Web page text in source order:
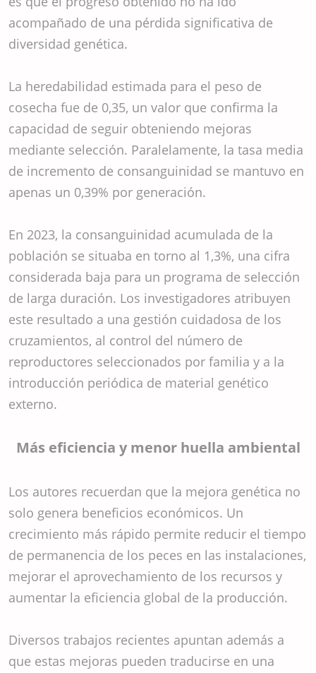
acompañado de una pérdida significativa de
diversidad genética.
La heredabilidad estimada para el peso de
cosecha fue de 0,35, un valor que confirma la
capacidad de seguir obteniendo mejoras
mediante selección. Paralelamente, la tasa media
de incremento de consanguinidad se mantuvo en
apenas un 0,39% por generación.
En 2023, la consanguinidad acumulada de la
población se situaba en torno al 1,3%, una cifra
considerada baja para un programa de selección
de larga duración. Los investigadores atribuyen
este resultado a una gestión cuidadosa de los
cruzamientos, al control del número de
reproductores seleccionados por familia y a la
introducción periódica de material genético
externo.
Más eficiencia y menor huella ambiental
Los autores recuerdan que la mejora genética no
solo genera beneficios económicos. Un
crecimiento más rápido permite reducir el tiempo
de permanencia de los peces en las instalaciones,
mejorar el aprovechamiento de los recursos y
aumentar la eficiencia global de la producción.
Diversos trabajos recientes apuntan además a
que estas mejoras pueden traducirse en una